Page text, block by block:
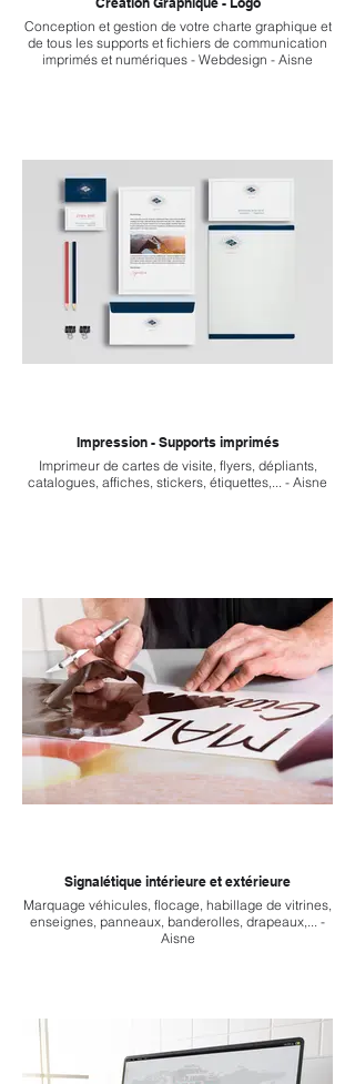
Conception et gestion de votre charte graphique et
de tous les supports et fichiers de communication
imprimés et numériques - Webdesign - Aisne
Impression - Supports imprimés
Imprimeur de cartes de visite, flyers, dépliants,
catalogues, affiches, stickers, étiquettes,... - Aisne
Signalétique intérieure et extérieure
Marquage véhicules, flocage, habillage de vitrines,
enseignes, panneaux, banderolles, drapeaux,... -
Aisne